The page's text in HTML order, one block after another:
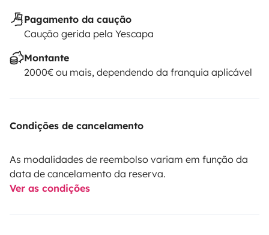
Pagamento da caução
Caução gerida pela Yescapa
Montante
2000€ ou mais, dependendo da franquia aplicável
Condições de cancelamento
As modalidades de reembolso variam em função da
data de cancelamento da reserva.
Ver as condições